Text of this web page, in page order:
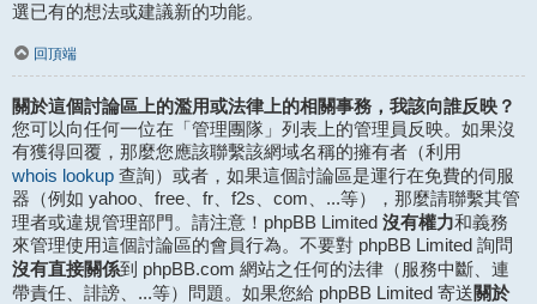
選已有的想法或建議新的功能。
回頂端
關於這個討論區上的濫用或法律上的相關事務，我該向誰反映？
您可以向任何一位在「管理團隊」列表上的管理員反映。如果沒
有獲得回覆，那麼您應該聯繫該網域名稱的擁有者（利用
whois lookup 查詢）或者，如果這個討論區是運行在免費的伺服
器（例如 yahoo、free、fr、f2s、com、...等），那麼請聯繫其管
理者或違規管理部門。請注意！phpBB Limited 沒有權力和義務
來管理使用這個討論區的會員行為。不要對 phpBB Limited 詢問
沒有直接關係到 phpBB.com 網站之任何的法律（服務中斷、連
帶責任、誹謗、...等）問題。如果您給 phpBB Limited 寄送關於